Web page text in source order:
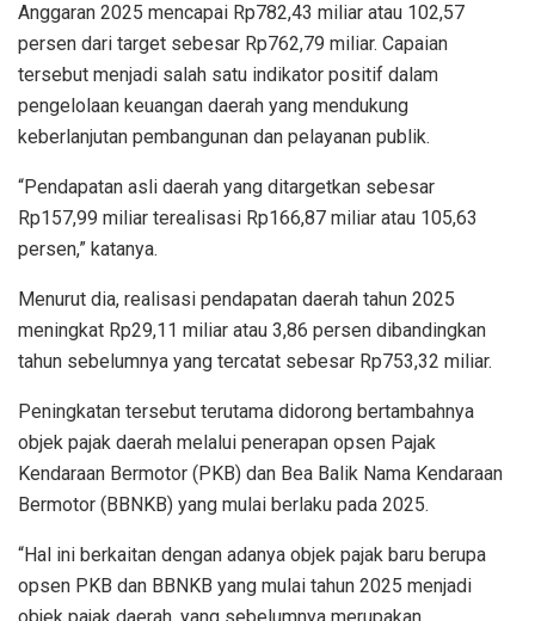
Anggaran 2025 mencapai Rp782,43 miliar atau 102,57
persen dari target sebesar Rp762,79 miliar. Capaian
tersebut menjadi salah satu indikator positif dalam
pengelolaan keuangan daerah yang mendukung
keberlanjutan pembangunan dan pelayanan publik.
“Pendapatan asli daerah yang ditargetkan sebesar
Rp157,99 miliar terealisasi Rp166,87 miliar atau 105,63
persen,” katanya.
Menurut dia, realisasi pendapatan daerah tahun 2025
meningkat Rp29,11 miliar atau 3,86 persen dibandingkan
tahun sebelumnya yang tercatat sebesar Rp753,32 miliar.
Peningkatan tersebut terutama didorong bertambahnya
objek pajak daerah melalui penerapan opsen Pajak
Kendaraan Bermotor (PKB) dan Bea Balik Nama Kendaraan
Bermotor (BBNKB) yang mulai berlaku pada 2025.
“Hal ini berkaitan dengan adanya objek pajak baru berupa
opsen PKB dan BBNKB yang mulai tahun 2025 menjadi